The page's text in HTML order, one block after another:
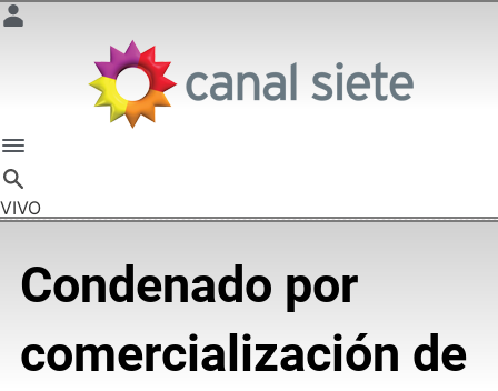
VIVO
Condenado por
comercialización de